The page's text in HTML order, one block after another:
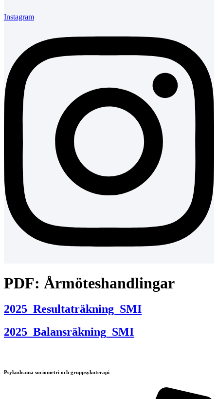
Instagram
PDF: Årmöteshandlingar
2025_Resultaträkning_SMI
2025_Balansräkning_SMI
Psykodrama sociometri och gruppsykoterapi